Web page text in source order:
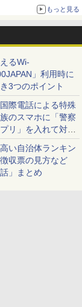
もっと見る
るWi-
」利用時に
3つのポイント
際電話による特殊
のスマホに「警察
リ」を入れて対策
い自治体ランキン
収票の見方など
話」まとめ